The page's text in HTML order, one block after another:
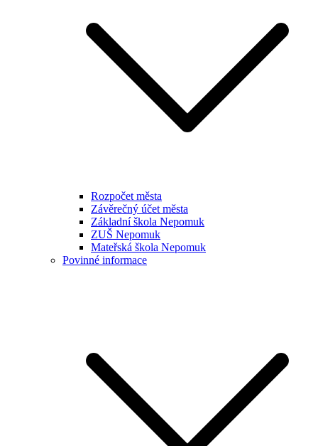
Rozpočet města
Závěrečný účet města
Základní škola Nepomuk
ZUŠ Nepomuk
Mateřská škola Nepomuk
Povinné informace